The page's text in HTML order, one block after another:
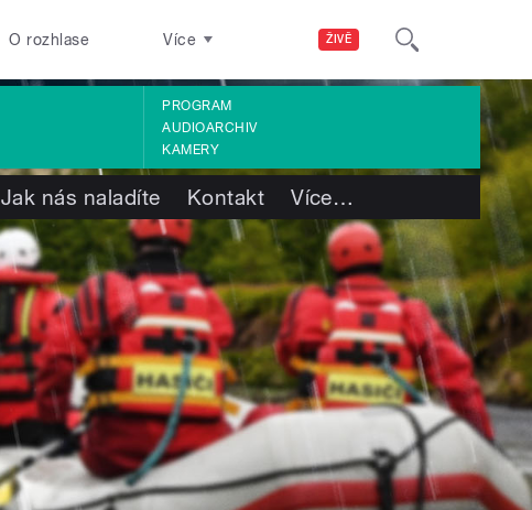
ŽIVĚ
O rozhlase Více
PROGRAM
AUDIOARCHIV
KAMERY
Jak nás naladíte Kontakt Více…